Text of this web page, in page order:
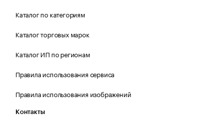
Каталог по категориям
Каталог торговых марок
Каталог ИП по регионам
Правила использования сервиса
Правила использования изображений
Контакты